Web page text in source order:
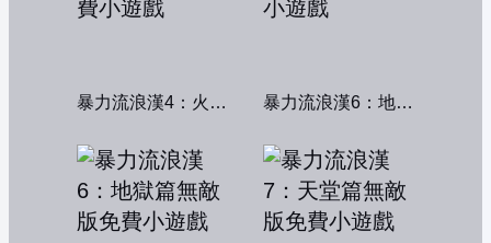
暴力流浪漢4：火線交鋒 暴力流浪漢6：地獄篇